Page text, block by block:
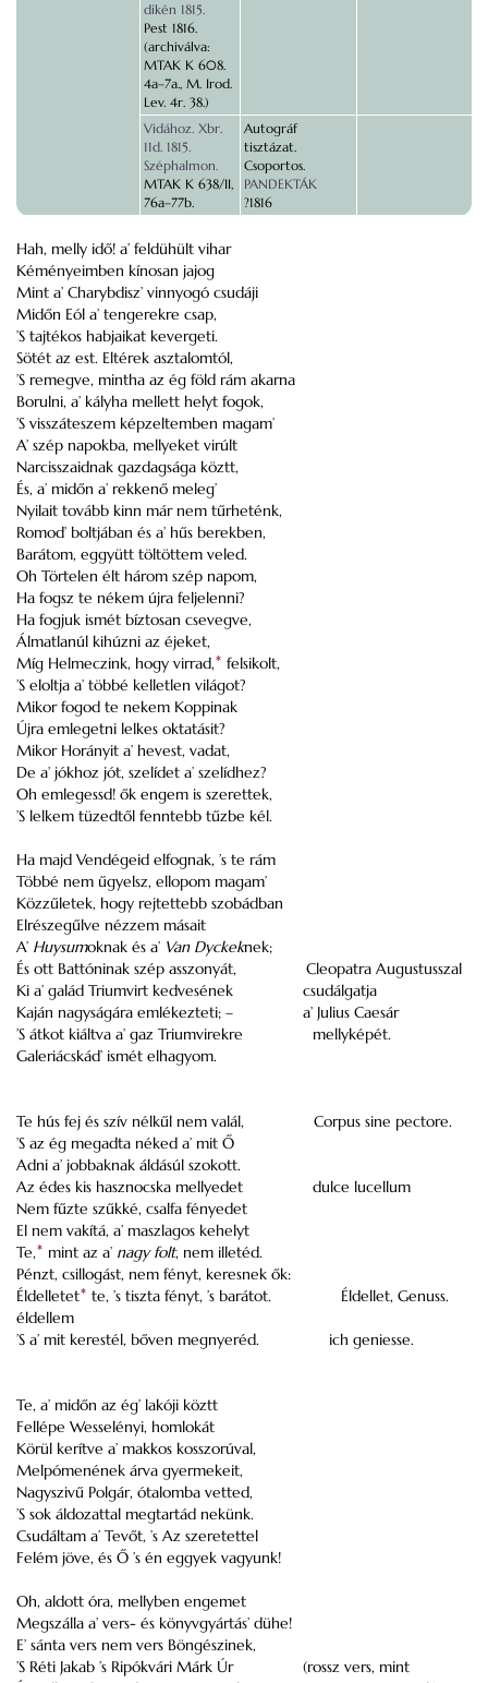
dikén 1815.
Pest 1816.
(archiválva:
MTAK K 608.
4a–7a., M. Irod.
Lev. 4r. 38.)
Vidához. Xbr.
11d. 1815.
Széphalmon.
MTAK K 638/II,
76a–77b.
Autográf
tisztázat.
Csoportos.
PANDEKTÁK
?1816
Hah, melly idő! a’ feldühült vihar
Kéményeimben kínosan jajog
Mint a’ Charybdisz’ vinnyogó csudáji
Midőn Eól a’ tengerekre csap,
’S tajtékos habjaikat kevergeti.
Sötét az est. Eltérek asztalomtól,
’S remegve, mintha az ég föld rám akarna
Borulni, a’ kályha mellett helyt fogok,
’S visszáteszem képzeltemben magam’
A’ szép napokba, mellyeket virúlt
Narcisszaidnak gazdagsága köztt,
És, a’ midőn a’ rekkenő meleg’
Nyilait tovább kinn már nem tűrheténk,
Romod’ boltjában és a’ hűs berekben,
Barátom, eggyütt töltöttem veled.
Oh Törtelen élt három szép napom,
Ha fogsz te nékem újra feljelenni?
Ha fogjuk ismét bíztosan csevegve,
Álmatlanúl kihúzni az éjeket,
Míg Helmeczink, hogy virrad,* felsikolt,
’S eloltja a’ többé kelletlen világot?
Mikor fogod te nekem Koppinak
Újra emlegetni lelkes oktatásit?
Mikor Horányit a’ hevest, vadat,
De a’ jókhoz jót, szelídet a’ szelídhez?
Oh emlegessd! ők engem is szerettek,
’S lelkem tüzedtől fenntebb tűzbe kél.
Ha majd Vendégeid elfognak, ’s te rám
Többé nem űgyelsz, ellopom magam’
Közzűletek, hogy rejtettebb szobádban
Elrészegűlve nézzem másait
A’ Huysumoknak és a’ Van Dyckeknek;
És ott Battóninak szép asszonyát,
Cleopatra Augustusszal
Ki a’ galád Triumvirt kedvesének
csudálgatja
Kaján nagyságára emlékezteti; –
a’ Julius Caesár
’S átkot kiáltva a’ gaz Triumvirekre
mellyképét.
Galeriácskád’ ismét elhagyom.
Te hús fej és szív nélkűl nem valál,
Corpus sine pectore.
’S az ég megadta néked a’ mit Ő
Adni a’ jobbaknak áldásúl szokott.
Az édes kis hasznocska mellyedet
dulce lucellum
Nem fűzte szűkké, csalfa fényedet
El nem vakítá, a’ maszlagos kehelyt
Te,* mint az a’ nagy folt, nem illetéd.
Pénzt, csillogást, nem fényt, keresnek ők:
Éldelletet* te, ’s tiszta fényt, ’s barátot.
Éldellet, Genuss.
éldellem
’S a’ mit kerestél, bőven megnyeréd.
ich geniesse.
Te, a’ midőn az ég’ lakóji köztt
Fellépe Wesselényi, homlokát
Körül kerítve a’ makkos kosszorúval,
Melpómenének árva gyermekeit,
Nagyszivű Polgár, ótalomba vetted,
’S sok áldozattal megtartád nekünk.
Csudáltam a’ Tevőt, ’s Az szeretettel
Felém jöve, és Ő ’s én eggyek vagyunk!
Oh, aldott óra, mellyben engemet
Megszálla a’ vers- és könyvgyártás’ dühe!
E’ sánta vers nem vers Böngészinek,
’S Réti Jakab ’s Ripókvári Márk Úr
(rossz vers, mint